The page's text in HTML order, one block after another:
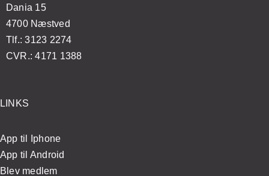
Dania 15
4700 Næstved
Tlf.: 3123 2274
CVR.: 4171 1388
LINKS
App til Iphone
App til Android
Blev medlem